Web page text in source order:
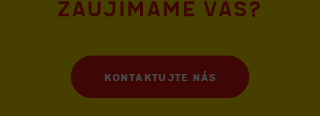
Zaujímame vás?
kontaktujte nás